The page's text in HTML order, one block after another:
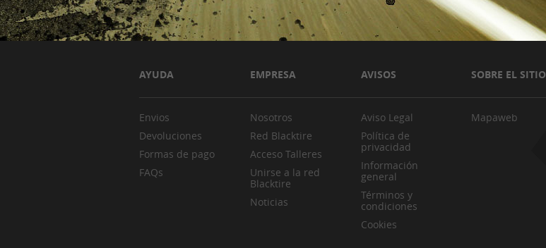
AYUDA EMPRESA AVISOS SOBRE EL SITIO
Envios
Devoluciones
Formas de pago
FAQs
Nosotros
Red Blacktire
Acceso Talleres
Unirse a la red
Blacktire
Noticias
Aviso Legal
Política de
privacidad
Información
general
Términos y
condiciones
Cookies
Mapaweb